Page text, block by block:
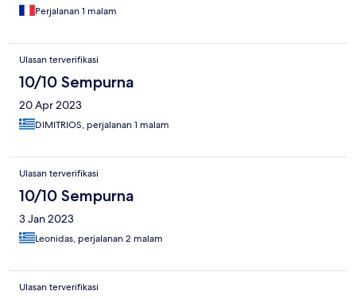
Perjalanan 1 malam
Ulasan terverifikasi
10/10 Sempurna
20 Apr 2023
DIMITRIOS, perjalanan 1 malam
Ulasan terverifikasi
10/10 Sempurna
3 Jan 2023
Leonidas, perjalanan 2 malam
Ulasan terverifikasi